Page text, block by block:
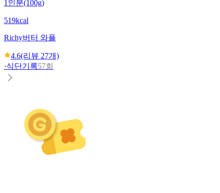
1인분(100g)
519kcal
Richy버터 와플
4.6(리뷰 27개)
·식단기록57회